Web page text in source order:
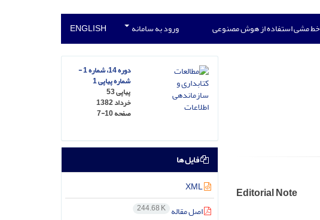
خط مشی استفاده از هوش مصنوعی ورود به سامانه ENGLISH
Editorial Note
دوره 14، شماره 1 -
شماره پیاپی 1
پیاپی 53
خرداد 1382
صفحه7-10
فایل ها
XML
اصل مقاله 244.68 K